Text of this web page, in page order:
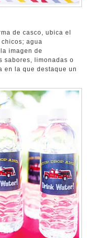
de casco, ubica el
agua
imagen de
sabores, limonadas o
en la que destaque un